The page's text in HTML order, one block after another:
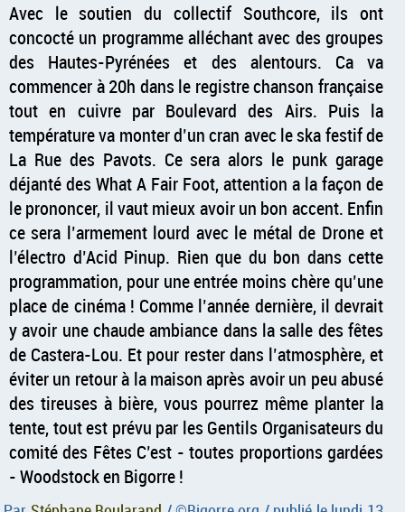
Avec le soutien du collectif Southcore, ils ont
concocté un programme alléchant avec des groupes
des Hautes-Pyrénées et des alentours. Ca va
commencer à 20h dans le registre chanson française
tout en cuivre par Boulevard des Airs. Puis la
température va monter d’un cran avec le ska festif de
La Rue des Pavots. Ce sera alors le punk garage
déjanté des What A Fair Foot, attention a la façon de
le prononcer, il vaut mieux avoir un bon accent. Enfin
ce sera l’armement lourd avec le métal de Drone et
l’électro d’Acid Pinup. Rien que du bon dans cette
programmation, pour une entrée moins chère qu’une
place de cinéma ! Comme l’année dernière, il devrait
y avoir une chaude ambiance dans la salle des fêtes
de Castera-Lou. Et pour rester dans l’atmosphère, et
éviter un retour à la maison après avoir un peu abusé
des tireuses à bière, vous pourrez même planter la
tente, tout est prévu par les Gentils Organisateurs du
comité des Fêtes C’est - toutes proportions gardées
- Woodstock en Bigorre !